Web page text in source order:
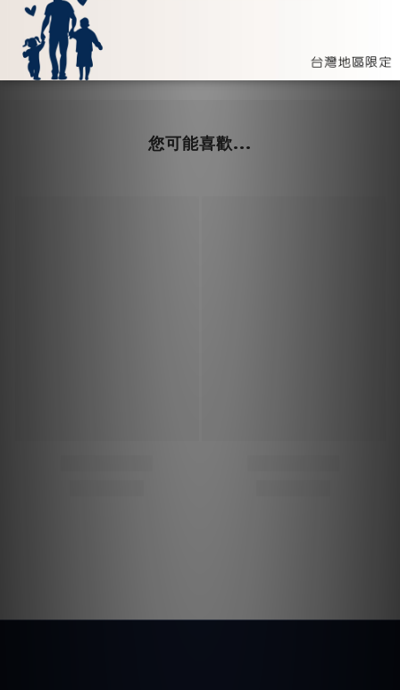
您可能喜歡...